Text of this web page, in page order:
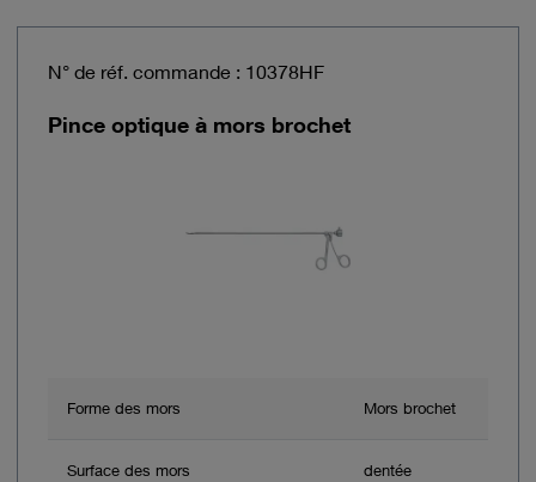
N° de réf. commande : 10378HF
Pince optique à mors brochet
Forme des mors Mors brochet
Surface des mors dentée